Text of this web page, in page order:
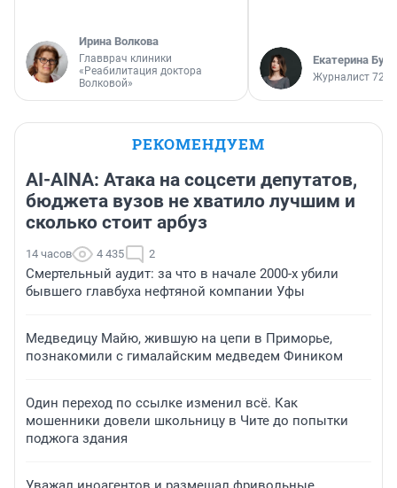
Ирина Волкова
Главврач клиники
«Реабилитация доктора
Волковой»
Екатерина
Журналист
РЕКОМЕНДУЕМ
AI-AINA: Атака на соцсети депутатов,
бюджета вузов не хватило лучшим и
сколько стоит арбуз
14 часов 4 435 2
Смертельный аудит: за что в начале 2000-х убили
бывшего главбуха нефтяной компании Уфы
Медведицу Майю, жившую на цепи в Приморье,
познакомили с гималайским медведем Фиником
Один переход по ссылке изменил всё. Как
мошенники довели школьницу в Чите до попытки
поджога здания